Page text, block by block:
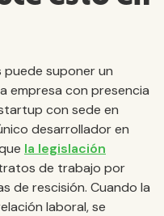
suponer un
empresa con presencia
con sede en
desarrollador en
la legislación
de trabajo por
de rescisión. Cuando la
laboral, se